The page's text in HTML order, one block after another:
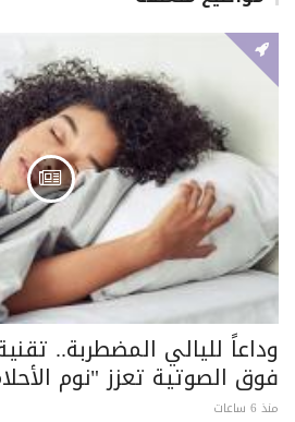
وداعاً لليالي المضطربة..
فوق الصوتية تعزز "نوم
منذ 6 ساعات